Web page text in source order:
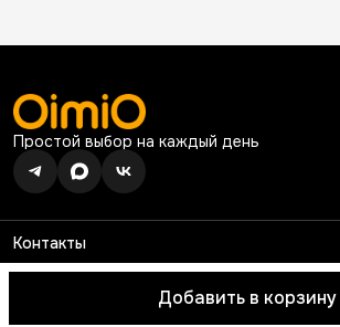
Добавить в корзину
Простой выбор на каждый день
Контакты
Телефон
Ежедневно с 10:00 до 19:00
© 2026 OimiO. Все права защищены.Оплата